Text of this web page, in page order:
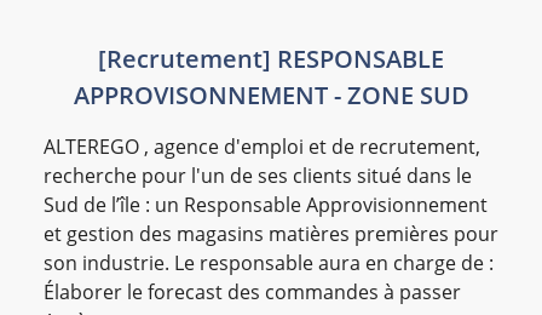
[Recrutement] RESPONSABLE
APPROVISONNEMENT - ZONE SUD
ALTEREGO , agence d'emploi et de recrutement,
recherche pour l'un de ses clients situé dans le
Sud de l’île : un Responsable Approvisionnement
et gestion des magasins matières premières pour
son industrie. Le responsable aura en charge de :
Élaborer le forecast des commandes à passer